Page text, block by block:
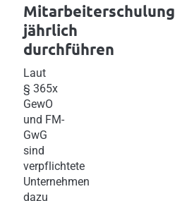
Mitarbeiterschulung
jährlich
durchführen
Laut
§ 365x
GewO
und FM-
GwG
sind
verpflichtete
Unternehmen
dazu